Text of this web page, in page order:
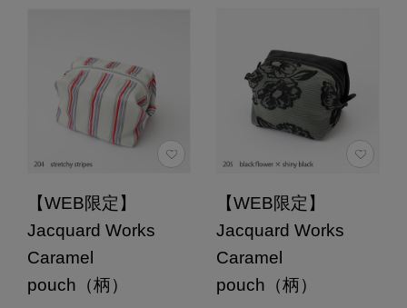
【WEB限定】
Jacquard Works
Caramel
pouch（柄）
【WEB限定】
Jacquard Works
Caramel
pouch（柄）